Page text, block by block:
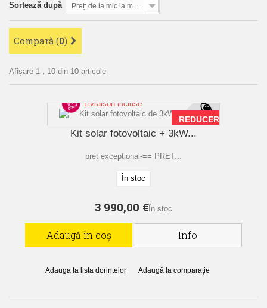
Sortează după Preț: de la mic la mare
Compară (0)
Afișare 1 , 10 din 10 articole
Livraison incluse
REDUCERE!
Kit solar fotovoltaic + 3kW...
pret exceptional-== PRET...
În stoc
3 990,00 € În stoc
Adaugă în coș Info
Adauga la lista dorintelor Adaugă la comparație